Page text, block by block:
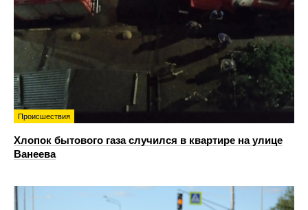
Происшествия
Хлопок бытового газа случился в квартире на улице
Ванеева